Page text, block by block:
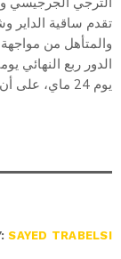
تقدم ساقية الداير
والمتأهل من
يوم 24 ماي، على أن يُلعب النهائي يوم 31 ماي 2026 .
SAYED TRABELSI